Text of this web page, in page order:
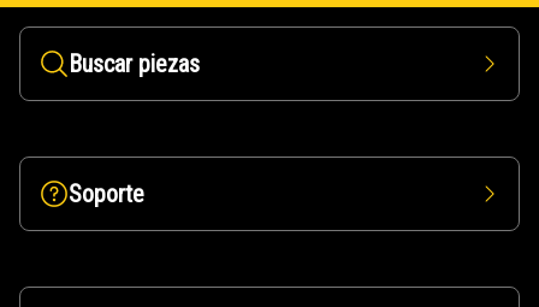
Buscar piezas
Soporte